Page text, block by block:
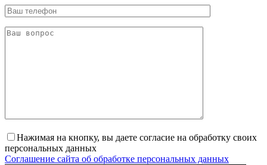
Нажимая на кнопку, вы даете согласие на обработку своих
персональных данных
Соглашение сайта об обработке персональных данных